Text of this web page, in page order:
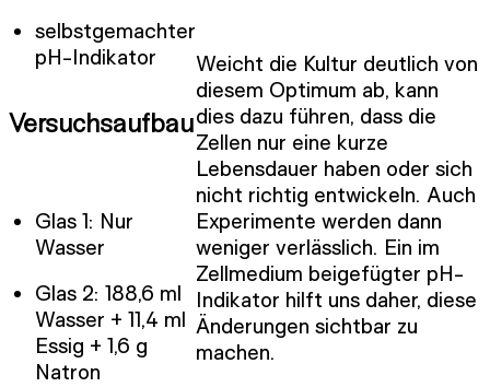
selbstgemachter
pH-Indikator
Versuchsaufbau
Glas 1: Nur
Wasser
Glas 2: 188,6 ml
Wasser + 11,4 ml
Essig + 1,6 g
Natron
Weicht die Kultur deutlich von
diesem Optimum ab, kann
dies dazu führen, dass die
Zellen nur eine kurze
Lebensdauer haben oder sich
nicht richtig entwickeln. Auch
Experimente werden dann
weniger verlässlich. Ein im
Zellmedium beigefügter pH-
Indikator hilft uns daher, diese
Änderungen sichtbar zu
machen.